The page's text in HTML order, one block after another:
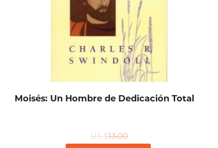
Moisés: Un Hombre de Dedicación Total
US $13.00